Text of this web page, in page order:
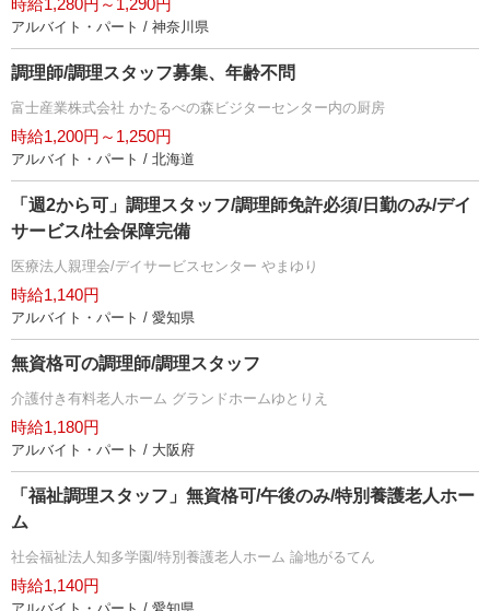
アルバイト・パート / 神奈川県
調理師/調理スタッフ募集、年齢不問
富士産業株式会社 かたるべの森ビジターセンター内の厨房
時給1,200円～1,250円
アルバイト・パート / 北海道
「週2から可」調理スタッフ/調理師免許必須/日勤のみ/デイ
サービス/社会保障完備
医療法人親理会/デイサービスセンター やまゆり
時給1,140円
アルバイト・パート / 愛知県
無資格可の調理師/調理スタッフ
介護付き有料老人ホーム グランドホームゆとりえ
時給1,180円
アルバイト・パート / 大阪府
「福祉調理スタッフ」無資格可/午後のみ/特別養護老人ホー
ム
社会福祉法人知多学園/特別養護老人ホーム 論地がるてん
時給1,140円